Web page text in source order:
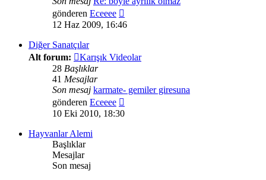
gönderen Eceeee
mesajı
12 Haz 2009, 16:46
Diğer Sanatçılar
Alt forum:
Karışık Videolar
28 Başlıklar
41 Mesajlar
Son mesaj karmate- gemiler giresuna
gönderen Eceeee
mesajı
10 Eki 2010, 18:30
Hayvanlar Alemi
Başlıklar
Mesajlar
Son mesaj